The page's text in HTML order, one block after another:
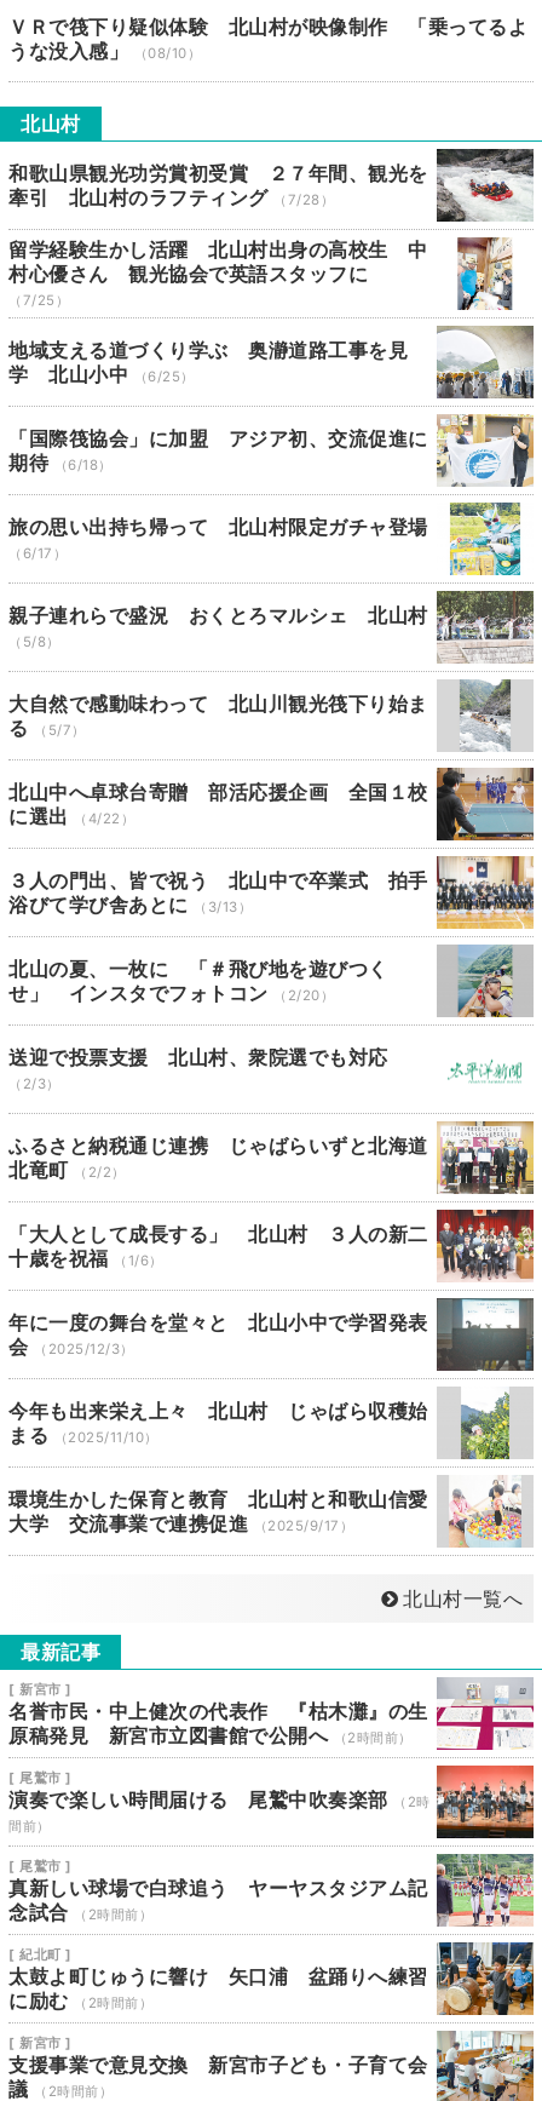
ＶＲで筏下り疑似体験 北山村が映像制作 「乗ってるよ
うな没入感」
（08/10）
北山村
和歌山県観光功労賞初受賞 ２７年間、観光を
牽引 北山村のラフティング
（7/28）
留学経験生かし活躍 北山村出身の高校生 中
村心優さん 観光協会で英語スタッフに
（7/25）
地域支える道づくり学ぶ 奥瀞道路工事を見
学 北山小中
（6/25）
「国際筏協会」に加盟 アジア初、交流促進に
期待
（6/18）
旅の思い出持ち帰って 北山村限定ガチャ登場
（6/17）
親子連れらで盛況 おくとろマルシェ 北山村
（5/8）
大自然で感動味わって 北山川観光筏下り始ま
る
（5/7）
北山中へ卓球台寄贈 部活応援企画 全国１校
に選出
（4/22）
３人の門出、皆で祝う 北山中で卒業式 拍手
浴びて学び舎あとに
（3/13）
北山の夏、一枚に 「＃飛び地を遊びつく
せ」 インスタでフォトコン
（2/20）
送迎で投票支援 北山村、衆院選でも対応
（2/3）
ふるさと納税通じ連携 じゃばらいずと北海道
北竜町
（2/2）
「大人として成長する」 北山村 ３人の新二
十歳を祝福
（1/6）
年に一度の舞台を堂々と 北山小中で学習発表
会
（2025/12/3）
今年も出来栄え上々 北山村 じゃばら収穫始
まる
（2025/11/10）
環境生かした保育と教育 北山村と和歌山信愛
大学 交流事業で連携促進
（2025/9/17）
北山村一覧へ
最新記事
[ 新宮市 ]
名誉市民・中上健次の代表作 『枯木灘』の生
原稿発見 新宮市立図書館で公開へ
（2時間前）
[ 尾鷲市 ]
演奏で楽しい時間届ける 尾鷲中吹奏楽部
（2時
間前）
[ 尾鷲市 ]
真新しい球場で白球追う ヤーヤスタジアム記
念試合
（2時間前）
[ 紀北町 ]
太鼓よ町じゅうに響け 矢口浦 盆踊りへ練習
に励む
（2時間前）
[ 新宮市 ]
支援事業で意見交換 新宮市子ども・子育て会
議
（2時間前）